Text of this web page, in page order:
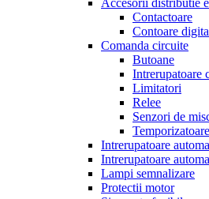
Accesorii distributie
Contactoare
Contoare
Comanda circuite
Butoane
Intrerupatoare
Limitatori
Relee
Senzori de
Temporizatoare
Intrerupatoare
Intrerupatoare
Lampi semnalizare
Protectii motor